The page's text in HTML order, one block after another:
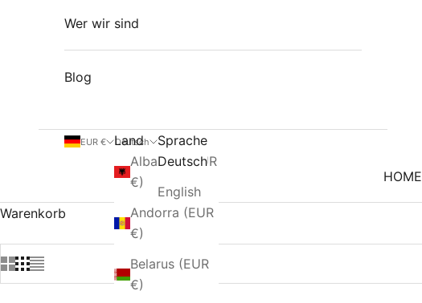
HOME
Wer wir sind
Blog
EUR €
Land
Albanien (EUR
€)
Andorra (EUR
€)
Belarus (EUR
€)
Deutsch
Sprache
Deutsch
English
Warenkorb